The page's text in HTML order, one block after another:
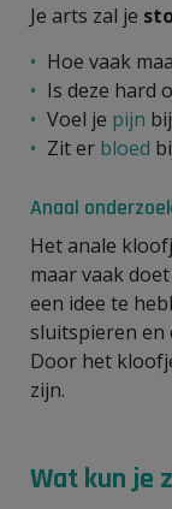
Je arts zal je
Hoe vaak
Is deze hard
Voel je pijn
Zit er bloed
Anaal
Het anale
maar vaak
een idee te
sluitspieren en
Door het
zijn.
Wat kun je